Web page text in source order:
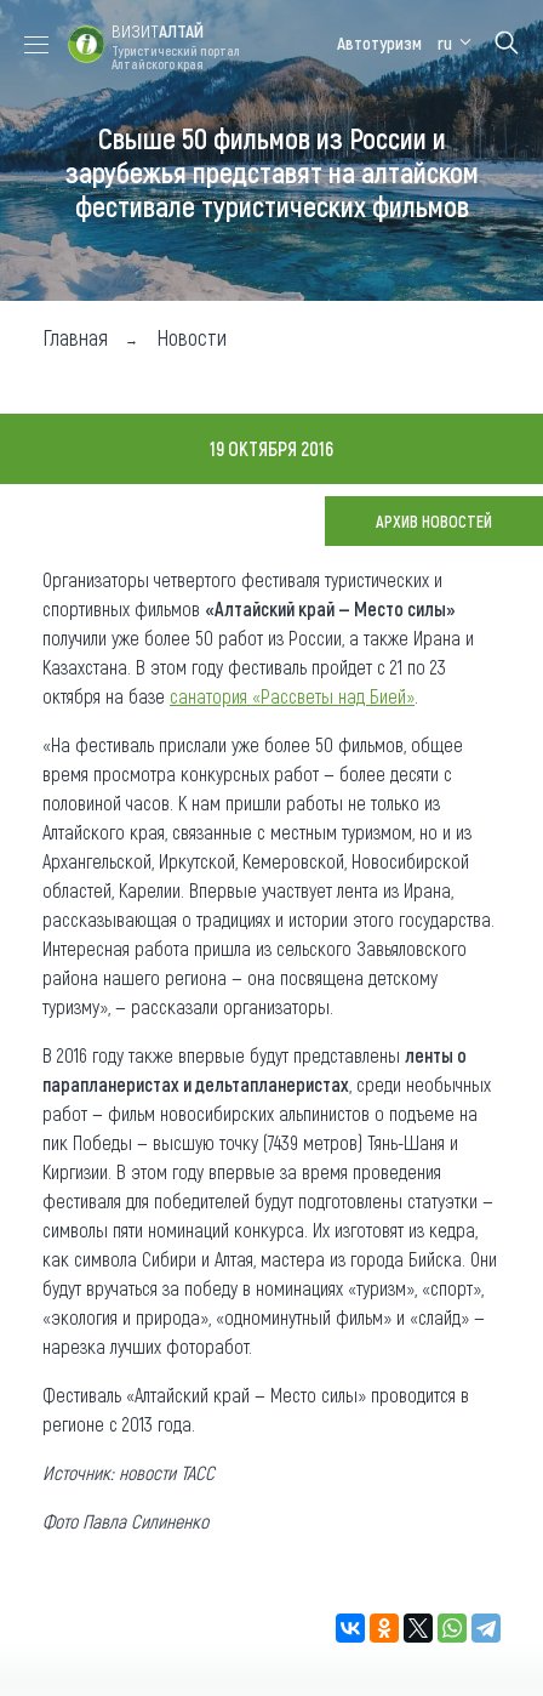
Форум VISIT
ALTAI
Цветение
маральника
Медицинский
форум
Алтайская
зимовка
Туры
Где побывать
Чем заняться
Карта
Что привезти (сувениры)
О регионе
Коллекция впечатлений
Другие рубрики
ВИЗИТАЛТАЙ
Туристический портал
Алтайского края
Автотуризм ru
Свыше 50 фильмов из России и
зарубежья представят на алтайском
фестивале туристических фильмов
Главная Новости
19 ОКТЯБРЯ 2016
АРХИВ НОВОСТЕЙ
Организаторы четвертого фестиваля туристических и
спортивных фильмов «Алтайский край — Место силы»
получили уже более 50 работ из России, а также Ирана и
Казахстана. В этом году фестиваль пройдет с 21 по 23
октября на базе санатория «Рассветы над Бией»
«На фестиваль прислали уже более 50 фильмов, общее
время просмотра конкурсных работ — более десяти с
половиной часов. К нам пришли работы не только из
Алтайского края, связанные с местным туризмом, но и из
Архангельской, Иркутской, Кемеровской, Новосибирской
областей, Карелии. Впервые участвует лента из Ирана,
рассказывающая о традициях и истории этого государства.
Интересная работа пришла из сельского Завьяловского
района нашего региона — она посвящена детскому
туризму», — рассказали организаторы.
В 2016 году также впервые будут представлены ленты о
парапланеристах и дельтапланеристах , среди необычных
работ — фильм новосибирских альпинистов о подъеме на
пик Победы — высшую точку (7439 метров) Тянь-Шаня и
Киргизии. В этом году впервые за время проведения
фестиваля для победителей будут подготовлены статуэтки —
символы пяти номинаций конкурса. Их изготовят из кедра,
как символа Сибири и Алтая, мастера из города Бийска. Они
будут вручаться за победу в номинациях «туризм», «спорт»,
«экология и природа», «одноминутный фильм» и «слайд» —
нарезка лучших фоторабот.
Фестиваль «Алтайский край — Место силы» проводится в
регионе с 2013 года.
Источник: новости ТАСС
Фото Павла Силиненко